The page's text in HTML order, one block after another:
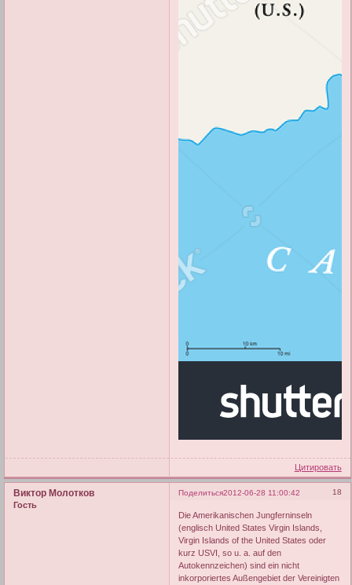
Цитировать
Поделиться 18
2012-06-28 11:00:42
Виктор Молотков
Гость
Die Amerikanischen Jungferninseln
(englisch United States Virgin Islands,
Virgin Islands of the United States oder
kurz USVI, so u. a. auf den
Autokennzeichen) sind ein nicht
inkorporiertes Außengebiet der Vereinigten